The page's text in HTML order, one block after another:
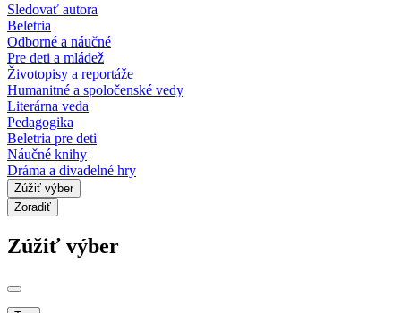
Sledovať autora
Beletria
Odborné a náučné
Pre deti a mládež
Životopisy a reportáže
Humanitné a spoločenské vedy
Literárna veda
Pedagogika
Beletria pre deti
Náučné knihy
Dráma a divadelné hry
Zúžiť výber
Zoradiť
Zúžiť výber